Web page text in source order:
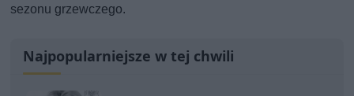
sezonu grzewczego.
Najpopularniejsze w tej chwili